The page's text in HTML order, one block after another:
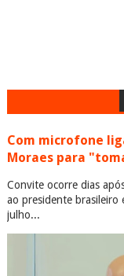
Com microfone
Moraes para
Convite ocorre dias
ao presidente
julho...